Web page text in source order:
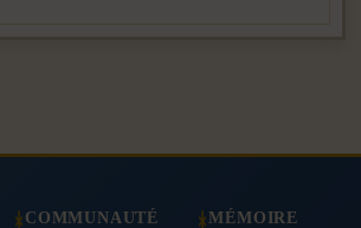
COMMUNAUTÉ MÉMOIRE